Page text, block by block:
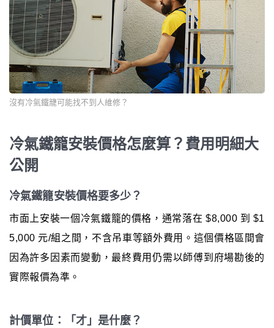
沒有冷氣鐵籠可能找不到人維修？
冷氣鐵籠安裝價格怎麼算？費用明細大
公開
冷氣鐵籠安裝價格要多少？
市面上安裝一個冷氣鐵籠的價格，通常落在 $8,000 到 $1
5,000 元/組之間，不含吊車等額外費用。這個價格區間會
因為許多因素而變動，最終費用仍需以師傅到府場勘後的
實際報價為準。
計價單位：「才」是什麼？